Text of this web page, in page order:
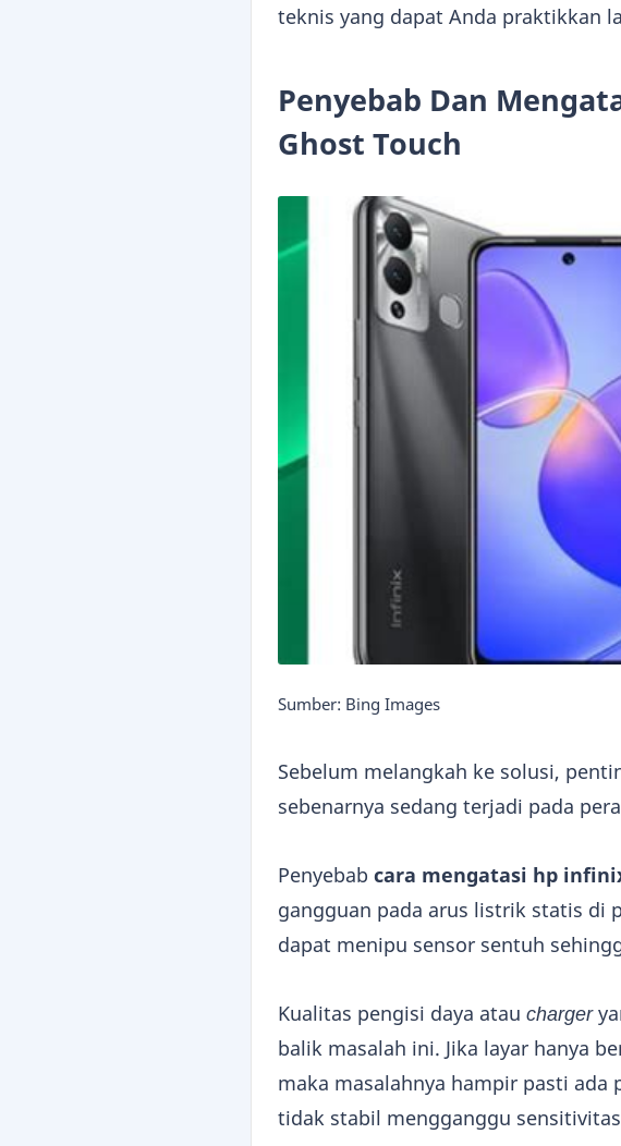
teknis yang dapat Anda praktikkan
Penyebab Dan
Ghost Touch
Sumber: Bing Images
Sebelum melangkah ke solusi,
sebenarnya sedang terjadi pada
Penyebab cara mengatasi hp
gangguan pada arus listrik statis di
dapat menipu sensor sentuh
Kualitas pengisi daya atau charger
balik masalah ini. Jika layar hanya
maka masalahnya hampir pasti ada
tidak stabil mengganggu